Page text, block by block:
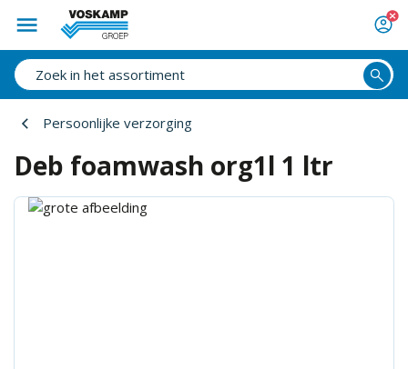
Persoonlijke verzorging
Deb foamwash org1l 1 ltr